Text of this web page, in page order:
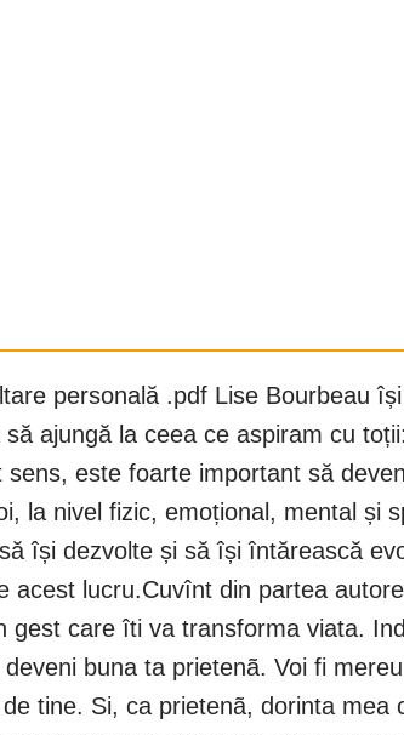
personală .pdf Lise Bourbeau
ajungă la ceea ce aspiram cu
este foarte important să
la nivel fizic, emoțional, mental și
își dezvolte și să își întărească
acest lucru.Cuvînt din partea
care îti va transforma viata.
buna ta prietenã. Voi fi
tine. Si, ca prietenã, dorinta mea